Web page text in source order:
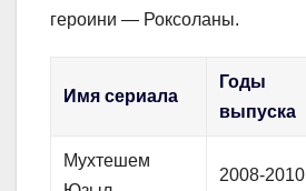
героини — Роксоланы.
Имя сериала
Годы
выпуска
Мухтешем
2008-2010